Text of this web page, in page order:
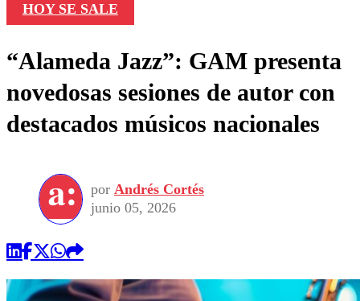
HOY SE SALE
“Alameda Jazz”: GAM presenta
novedosas sesiones de autor con
destacados músicos nacionales
por Andrés Cortés
junio 05, 2026